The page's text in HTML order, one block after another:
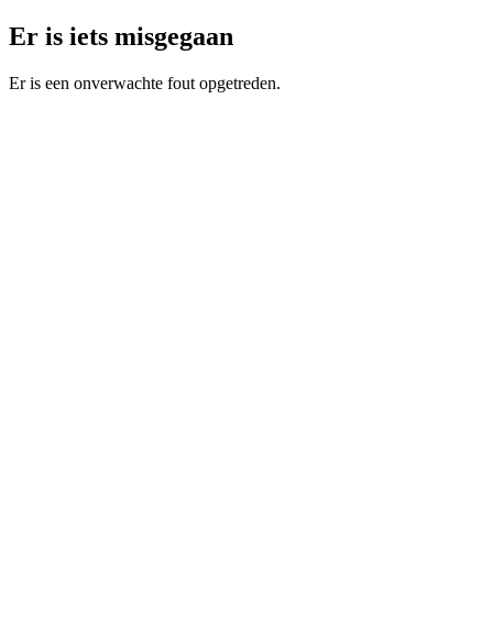
Er is iets misgegaan
Er is een onverwachte fout opgetreden.